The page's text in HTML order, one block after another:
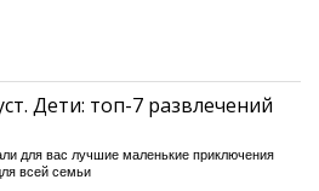
Дети: топ-7 развлечений
для вас лучшие маленькие приключения
всей семьи